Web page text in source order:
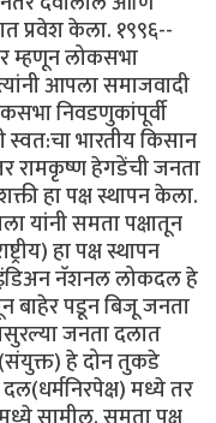
प्रवेश केला. १९९६--
म्हणून लोकसभा
आपला समाजवादी
निवडणुकांपूर्वी
भारतीय किसान
रामकृष्ण हेगडेंची जनता
हा पक्ष स्थापन केला.
यांनी समता पक्षातून
हा पक्ष स्थापन
नॅशनल लोकदल हे
बाहेर पडून बिजू जनता
जनता दलात
हे दोन तुकडे
मध्ये तर